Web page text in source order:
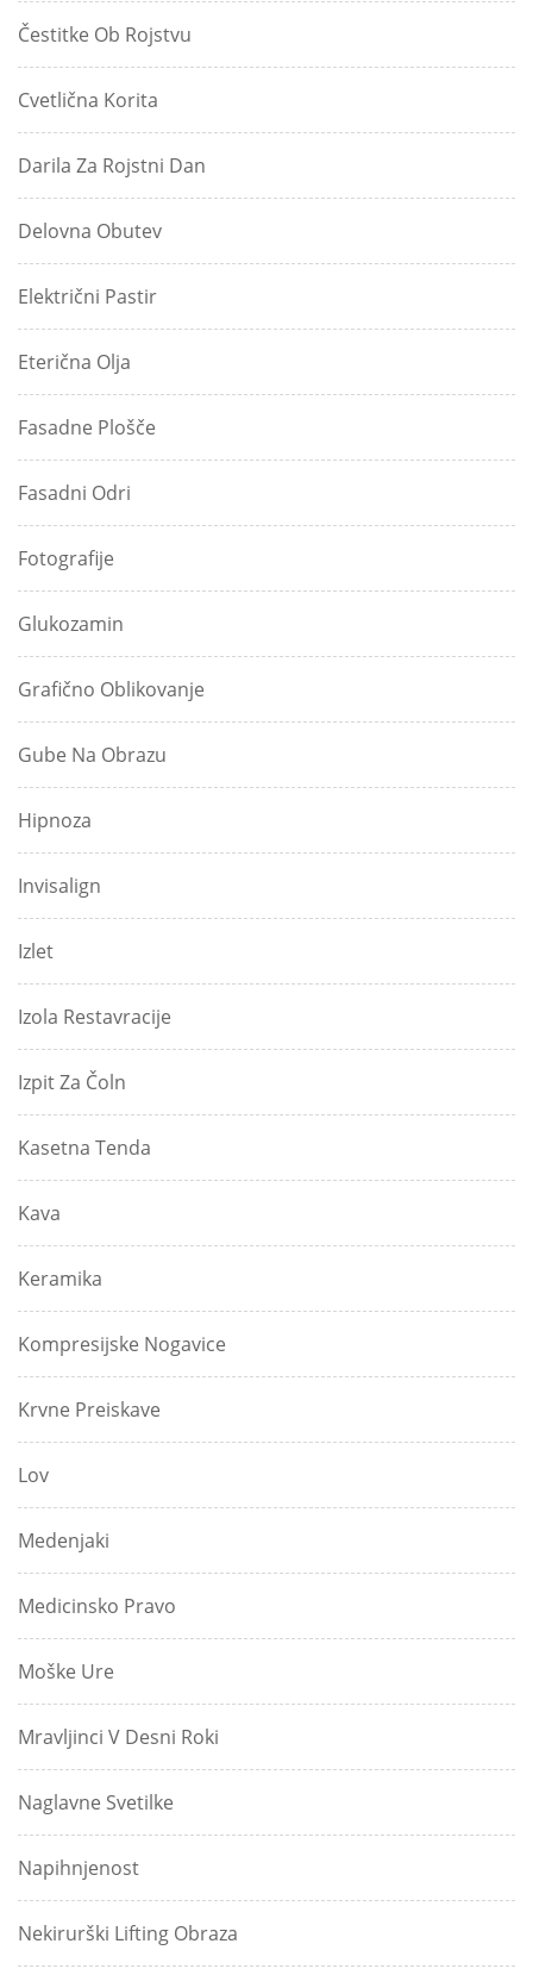
Čestitke Ob Rojstvu
Cvetlična Korita
Darila Za Rojstni Dan
Delovna Obutev
Električni Pastir
Eterična Olja
Fasadne Plošče
Fasadni Odri
Fotografije
Glukozamin
Grafično Oblikovanje
Gube Na Obrazu
Hipnoza
Invisalign
Izlet
Izola Restavracije
Izpit Za Čoln
Kasetna Tenda
Kava
Keramika
Kompresijske Nogavice
Krvne Preiskave
Lov
Medenjaki
Medicinsko Pravo
Moške Ure
Mravljinci V Desni Roki
Naglavne Svetilke
Napihnjenost
Nekirurški Lifting Obraza